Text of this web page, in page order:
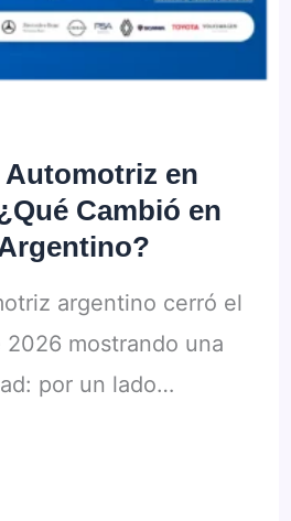
en
Cambió en
argentino cerró el
mostrando una
por un lado…